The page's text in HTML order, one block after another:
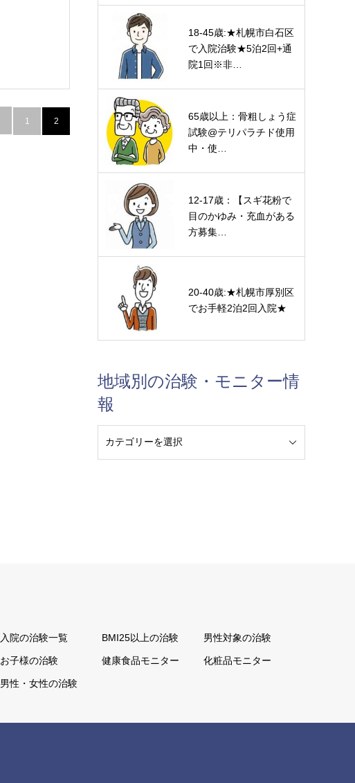
1 2
18-45歳:★札幌市白石区
で入院治験★5泊2回+通
院1回※非…
65歳以上：骨粗しょう症
試験@テリパラチド使用
中・使…
12-17歳：【スギ花粉で
目のかゆみ・充血がある
方募集…
20-40歳:★札幌市厚別区
でお手軽2泊2回入院★
地域別の治験・モニター情
報
入院の治験一覧 BMI25以上の治験 男性対象の治験
お子様の治験 健康食品モニター 化粧品モニター
男性・女性の治験